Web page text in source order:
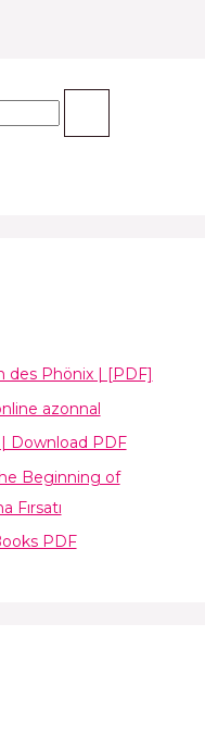
des Phönix | [PDF]
azonnal
Download PDF
Beginning of
Fırsatı
PDF